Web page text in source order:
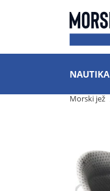
NAUTIKA
Morski jež